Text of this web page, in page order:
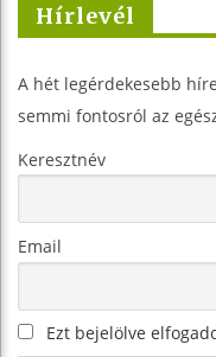
Hírlevél
A hét legérdekesebb
semmi fontosról az
Keresztnév
Email
Ezt bejelölve